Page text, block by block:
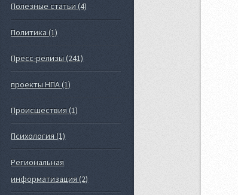
Полезные статьи (4)
Политика (1)
Пресс-релизы (241)
проекты НПА (1)
Происшествия (1)
Психология (1)
Региональная
информатизация (2)